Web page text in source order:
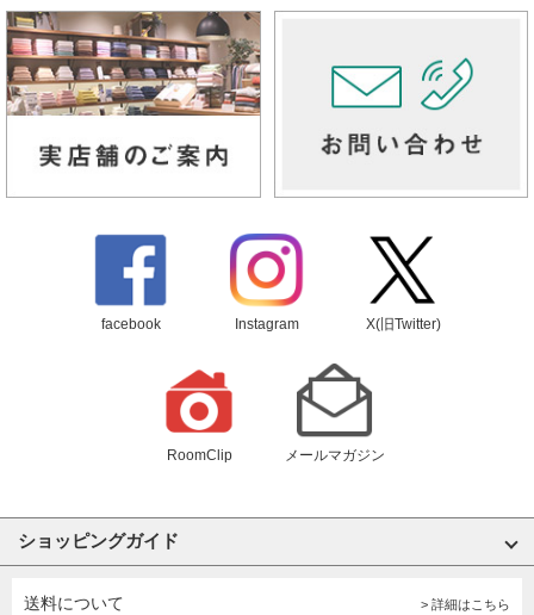
facebook Instagram X(旧Twitter)
RoomClip メールマガジン
ショッピングガイド
送料について > 詳細はこちら